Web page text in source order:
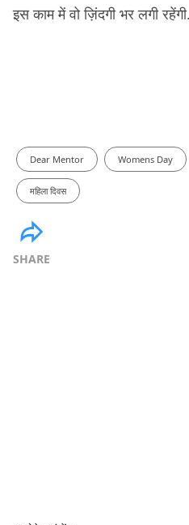
इस काम में वो ज़िंदगी भर लगी रहेंगी.
Dear Mentor Womens Day
महिला दिवस
SHARE